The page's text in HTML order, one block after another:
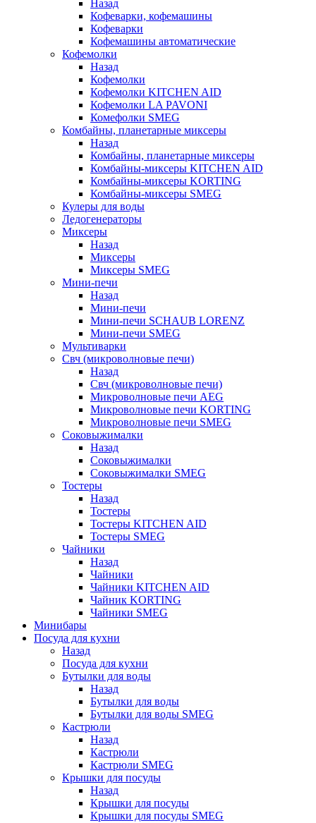
Назад
Кофеварки, кофемашины
Кофеварки
Кофемашины автоматические
Кофемолки
Назад
Кофемолки
Кофемолки KITCHEN AID
Кофемолки LA PAVONI
Комефолки SMEG
Комбайны, планетарные миксеры
Назад
Комбайны, планетарные миксеры
Комбайны-миксеры KITCHEN AID
Комбайны-миксеры KORTING
Комбайны-миксеры SMEG
Кулеры для воды
Ледогенераторы
Миксеры
Назад
Миксеры
Миксеры SMEG
Мини-печи
Назад
Мини-печи
Мини-печи SCHAUB LORENZ
Мини-печи SMEG
Мультиварки
Свч (микроволновые печи)
Назад
Свч (микроволновые печи)
Микроволновые печи AEG
Микроволновые печи KORTING
Микроволновые печи SMEG
Соковыжималки
Назад
Соковыжималки
Соковыжималки SMEG
Тостеры
Назад
Тостеры
Тостеры KITCHEN AID
Тостеры SMEG
Чайники
Назад
Чайники
Чайники KITCHEN AID
Чайник KORTING
Чайники SMEG
Минибары
Посуда для кухни
Назад
Посуда для кухни
Бутылки для воды
Назад
Бутылки для воды
Бутылки для воды SMEG
Кастрюли
Назад
Кастрюли
Кастрюли SMEG
Крышки для посуды
Назад
Крышки для посуды
Крышки для посуды SMEG